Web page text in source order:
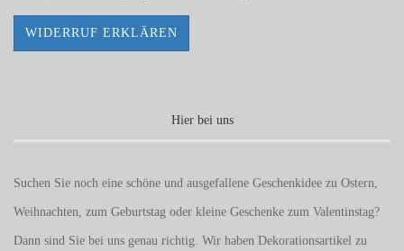
WIDERRUF ERKLÄREN
Hier bei uns
Suchen Sie noch eine schöne und ausgefallene Geschenkidee zu Ostern,
Weihnachten, zum Geburtstag oder kleine Geschenke zum Valentinstag?
Dann sind Sie bei uns genau richtig. Wir haben Dekorationsartikel zu